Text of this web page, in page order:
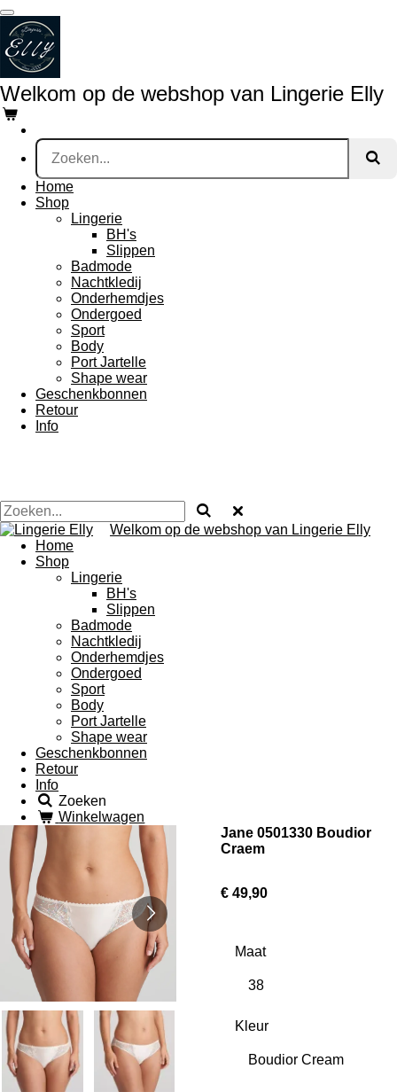
Ga
direct
naar
de
hoofdinhoud
Welkom op de webshop van Lingerie Elly
Home
Shop
Lingerie
BH's
Slippen
Badmode
Nachtkledij
Onderhemdjes
Ondergoed
Sport
Body
Port Jartelle
Shape wear
Geschenkbonnen
Retour
Info
Welkom op de webshop van Lingerie Elly
Home
Shop
Lingerie
BH's
Slippen
Badmode
Nachtkledij
Onderhemdjes
Ondergoed
Sport
Body
Port Jartelle
Shape wear
Geschenkbonnen
Retour
Info
Zoeken
Winkelwagen
Jane 0501330 Boudior
Craem
€ 49,90
Maat
Kleur